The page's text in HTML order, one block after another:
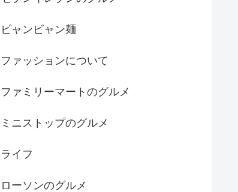
ビャンビャン麺
ファッションについて
ファミリーマートのグルメ
ミニストップのグルメ
ライフ
ローソンのグルメ